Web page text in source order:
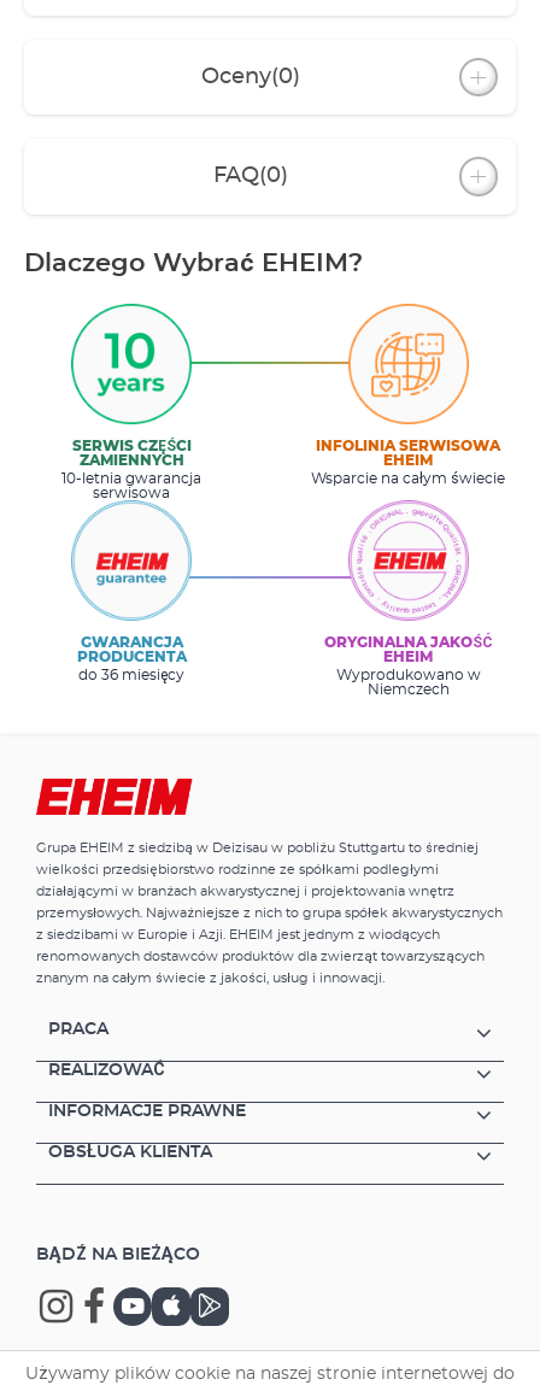
Oceny(0)
FAQ(0)
Dlaczego Wybrać EHEIM?
SERWIS CZĘŚCI
ZAMIENNYCH
10-letnia gwarancja
serwisowa
INFOLINIA SERWISOWA
EHEIM
Wsparcie na całym świecie
GWARANCJA
PRODUCENTA
do 36 miesięcy
ORYGINALNA JAKOŚĆ
EHEIM
Wyprodukowano w
Niemczech
Grupa EHEIM z siedzibą w Deizisau w pobliżu Stuttgartu to średniej
wielkości przedsiębiorstwo rodzinne ze spółkami podległymi
działającymi w branżach akwarystycznej i projektowania wnętrz
przemysłowych. Najważniejsze z nich to grupa spółek akwarystycznych
z siedzibami w Europie i Azji. EHEIM jest jednym z wiodących
renomowanych dostawców produktów dla zwierząt towarzyszących
znanym na całym świecie z jakości, usług i innowacji.
PRACA
REALIZOWAĆ
INFORMACJE PRAWNE
OBSŁUGA KLIENTA
BĄDŹ NA BIEŻĄCO
Używamy plików cookie na naszej stronie internetowej do